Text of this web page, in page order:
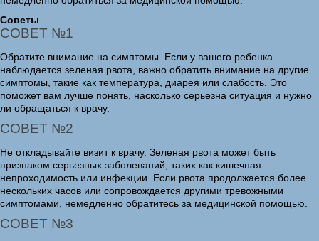
Советы
СОВЕТ №1
Обратите внимание на симптомы. Если у вашего ребенка
наблюдается зеленая рвота, важно обратить внимание на другие
симптомы, такие как температура, диарея или слабость. Это
поможет вам лучше понять, насколько серьезна ситуация и нужно
ли обращаться к врачу.
СОВЕТ №2
Не откладывайте визит к врачу. Зеленая рвота может быть
признаком серьезных заболеваний, таких как кишечная
непроходимость или инфекции. Если рвота продолжается более
нескольких часов или сопровождается другими тревожными
симптомами, немедленно обратитесь за медицинской помощью.
СОВЕТ №3